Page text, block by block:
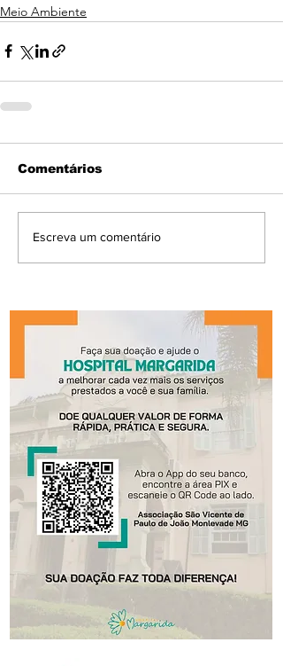
Meio Ambiente
Comentários
Escreva um comentário